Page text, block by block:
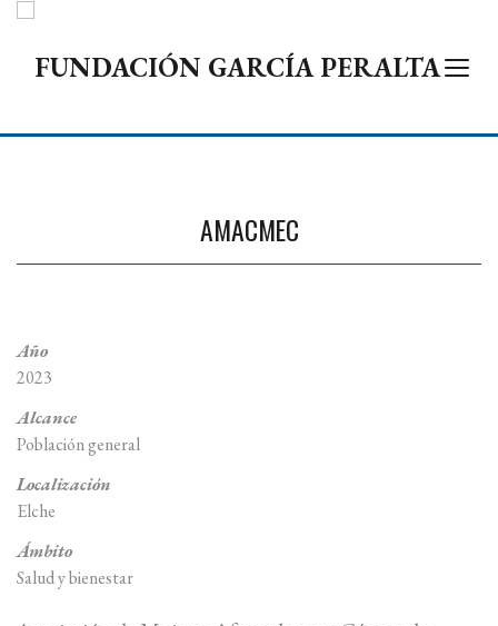
AMACMEC
Año
2023
Alcance
Población general
Localización
Elche
Ámbito
Salud y bienestar